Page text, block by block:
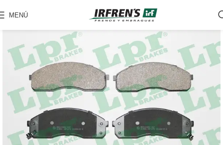
MENÚ